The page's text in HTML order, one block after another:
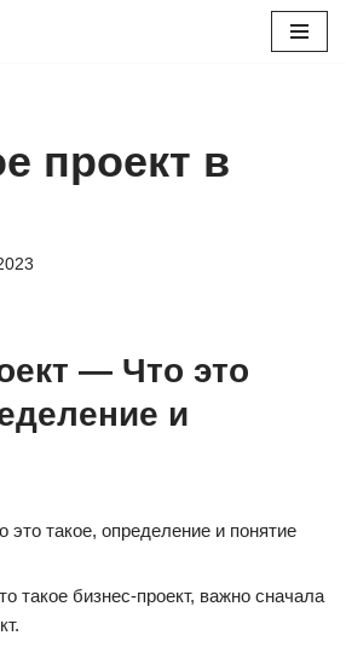
проект в
— Что это
и
такое бизнес-проект, важно сначала